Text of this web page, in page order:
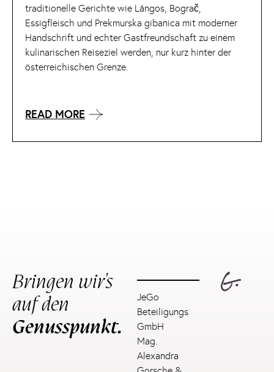
traditionelle Gerichte wie Lángos, Bograč,
Essigfleisch und Prekmurska gibanica mit moderner
Handschrift und echter Gastfreundschaft zu einem
kulinarischen Reiseziel werden, nur kurz hinter der
österreichischen Grenze.
READ MORE
Bringen wir's
auf den
Genusspunkt.
JeGo
Beteiligungs
GmbH
Mag.
Alexandra